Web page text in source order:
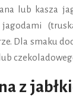
lub kasza
Dla smaku
z